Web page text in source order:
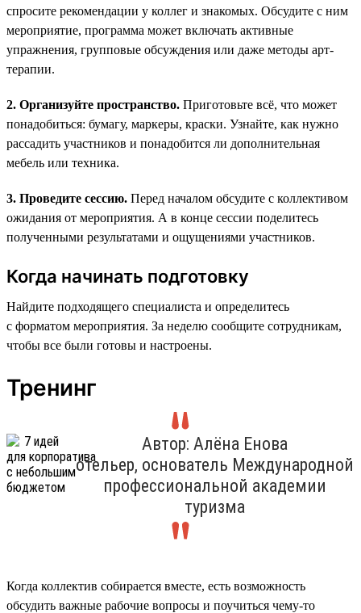
спросите рекомендации у коллег и знакомых. Обсудите с ним
мероприятие, программа может включать активные
упражнения, групповые обсуждения или даже методы арт-
терапии.
2. Организуйте пространство. Приготовьте всё, что может
понадобиться: бумагу, маркеры, краски. Узнайте, как нужно
рассадить участников и понадобится ли дополнительная
мебель или техника.
3. Проведите сессию. Перед началом обсудите с коллективом
ожидания от мероприятия. А в конце сессии поделитесь
полученными результатами и ощущениями участников.
Когда начинать подготовку
Найдите подходящего специалиста и определитесь
с форматом мероприятия. За неделю сообщите сотрудникам,
чтобы все были готовы и настроены.
Тренинг
Автор: Алёна Енова
отельер, основатель Международной
профессиональной академии
туризма
Когда коллектив собирается вместе, есть возможность
обсудить важные рабочие вопросы и поучиться чему-то